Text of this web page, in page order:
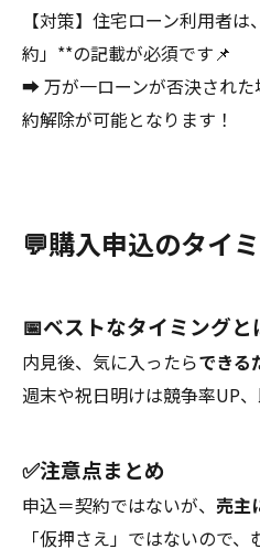
【対策】住宅ローン利用者
約」**の記載が必須です📌
➡ 万が一ローンが否決され
約解除が可能となります！
💬購入申込のタイ
📅ベストなタイミングと
内見後、気に入ったらできる
週末や祝日明けは競争率UP
✅注意点まとめ
申込＝契約ではないが、 売主
「仮押さえ」ではないので